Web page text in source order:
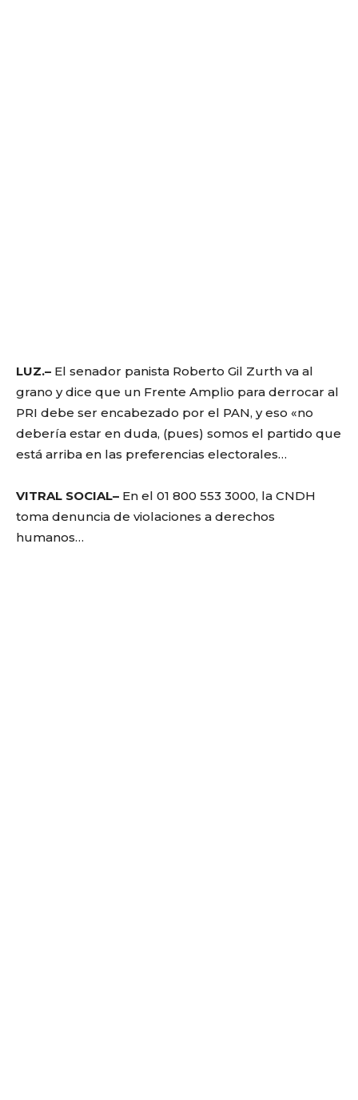
LUZ.– El senador panista Roberto Gil Zurth va al
grano y dice que un Frente Amplio para derrocar al
PRI debe ser encabezado por el PAN, y eso «no
debería estar en duda, (pues) somos el partido que
está arriba en las preferencias electorales…
VITRAL SOCIAL– En el 01 800 553 3000, la CNDH
toma denuncia de violaciones a derechos
humanos…